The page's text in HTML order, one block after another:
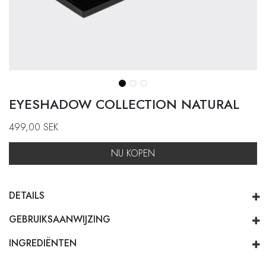
EYESHADOW COLLECTION NATURAL
499,00 SEK
NU KOPEN
DETAILS
GEBRUIKSAANWIJZING
INGREDIËNTEN